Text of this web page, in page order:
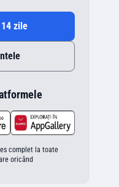
zile
complet la toate
oricând